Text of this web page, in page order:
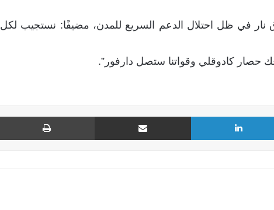
نار في ظل احتلال الدعم السريع للمدن، مضيفًا: نستجيب لكل
حصار كادوقلي وقواتنا ستصل دارفور”.
لينكدإن مشاركة عبر البريد